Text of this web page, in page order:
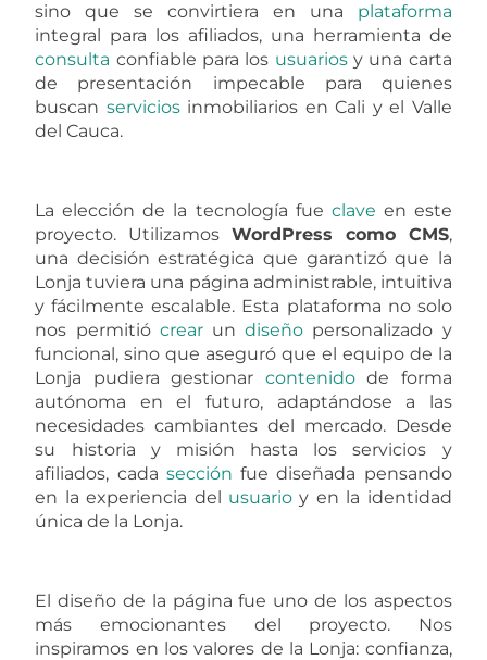
sino que se convirtiera en una plataforma
integral para los afiliados, una herramienta de
consulta confiable para los usuariosy una carta
de presentación impecable para quienes
buscan serviciosinmobiliarios en Cali y el Valle
del Cauca.
La elección de la tecnología fue clave en este
proyecto. Utilizamos WordPress como CMS,
una decisión estratégica que garantizó que la
Lonja tuviera una página administrable, intuitiva
y fácilmente escalable. Esta plataforma no solo
nos permitió crearundiseño personalizado y
funcional, sino que aseguró que el equipo de la
Lonja pudiera gestionar contenidode forma
autónoma en el futuro, adaptándose a las
necesidades cambiantes del mercado. Desde
su historia y misión hasta los servicios y
afiliados, cada sección fue diseñada pensando
en la experiencia del usuario y en la identidad
única de la Lonja.
El diseño de la página fue uno de los aspectos
más emocionantes del proyecto. Nos
inspiramos en los valores de la Lonja: confianza,